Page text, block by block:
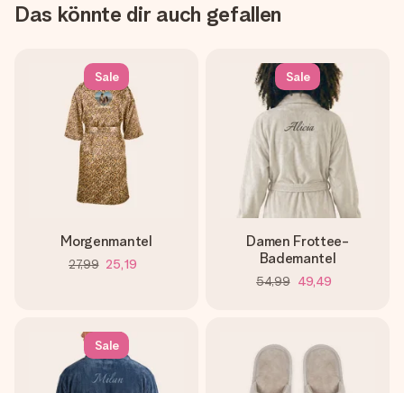
Das könnte dir auch gefallen
Sale
Morgenmantel
27,99 25,19
Sale
Damen Frottee-
Bademantel
54,99 49,49
Sale